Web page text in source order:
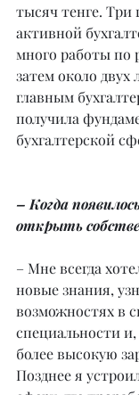
тысяч тенге. Три
активной
много работы по
затем около двух
главным
получила
бухгалтерской
– Когда
открыть
– Мне всегда
новые знания,
возможностях в
специальности
более высокую
Позднее я